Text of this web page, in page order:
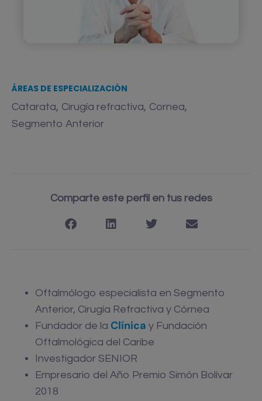
ÁREAS DE ESPECIALIZACIÓN
Catarata, Cirugía refractiva, Cornea,
Segmento Anterior
Comparte este perfil en tus redes
Oftalmólogo especialista en Segmento
Anterior, Cirugía Refractiva y Córnea
Fundador de la Clínica y Fundación
Oftalmológica del Caribe
Investigador SENIOR
Empresario del Año Premio Simón Bolívar
2018